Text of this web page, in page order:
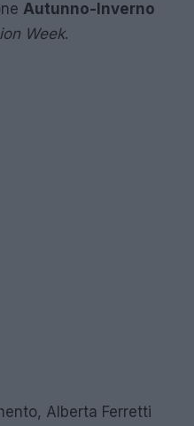
Autunno-Inverno
Week.
Alberta Ferretti